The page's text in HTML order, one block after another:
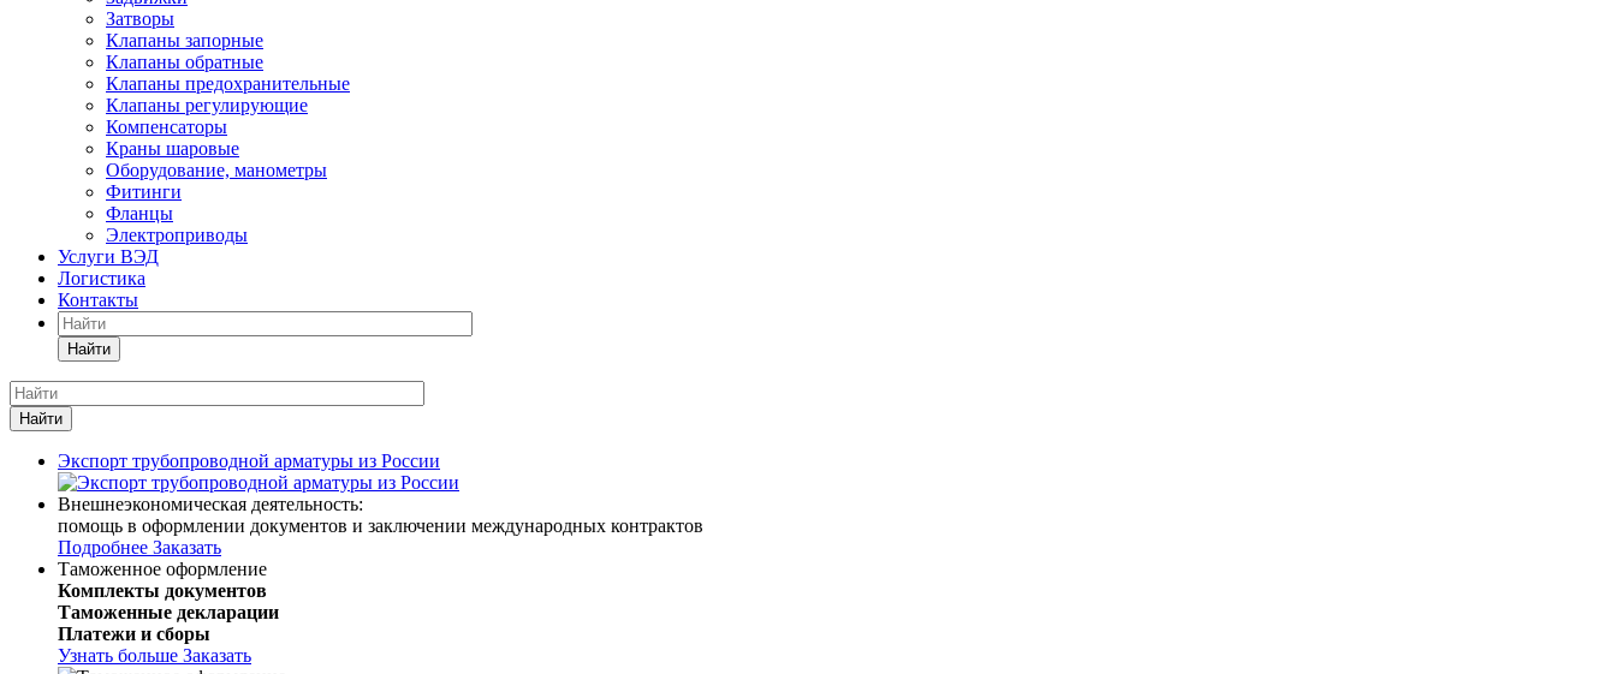
Затворы
Клапаны запорные
Клапаны обратные
Клапаны предохранительные
Клапаны регулирующие
Компенсаторы
Краны шаровые
Оборудование, манометры
Фитинги
Фланцы
Электроприводы
Услуги ВЭД
Логистика
Контакты
Найти
Найти
Экспорт трубопроводной арматуры из России
Внешнеэкономическая деятельность:
помощь в оформлении документов и заключении международных контрактов
Подробнее Заказать
Таможенное оформление
Комплекты документов
Таможенные декларации
Платежи и сборы
Узнать больше Заказать